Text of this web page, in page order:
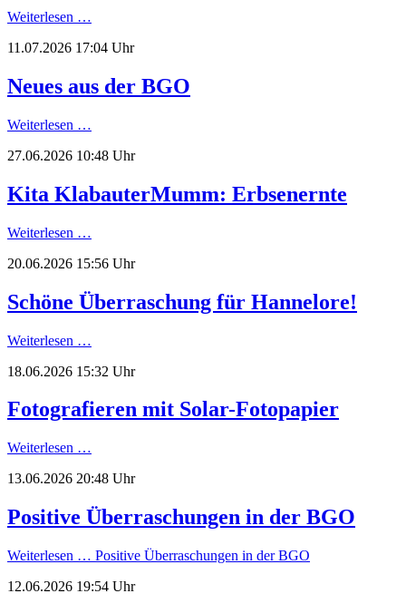
Weiterlesen …
11.07.2026 17:04 Uhr
Neues aus der BGO
Weiterlesen …
27.06.2026 10:48 Uhr
Kita KlabauterMumm: Erbsenernte
Weiterlesen …
20.06.2026 15:56 Uhr
Schöne Überraschung für Hannelore!
Weiterlesen …
18.06.2026 15:32 Uhr
Fotografieren mit Solar-Fotopapier
Weiterlesen …
13.06.2026 20:48 Uhr
Positive Überraschungen in der BGO
Weiterlesen … Positive Überraschungen in der BGO
12.06.2026 19:54 Uhr